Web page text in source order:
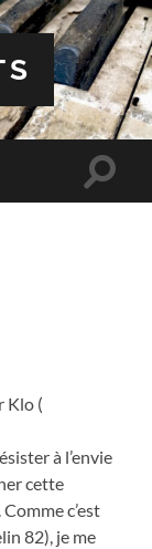
Toggle
Klo (
à l’envie
cette
c’est
82), je me